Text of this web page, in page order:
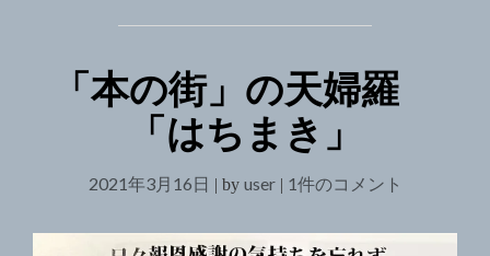
「本の街」の天婦羅
「はちまき」
2021年3月16日 | by user| 「本
街」
1件のコメント